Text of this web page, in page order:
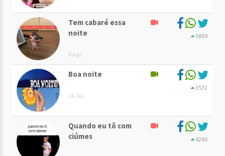
Tem cabaré essa
noite
6 Ago
5859
Boa noite
16 Jul
3572
Quando eu tô com
ciúmes
4245